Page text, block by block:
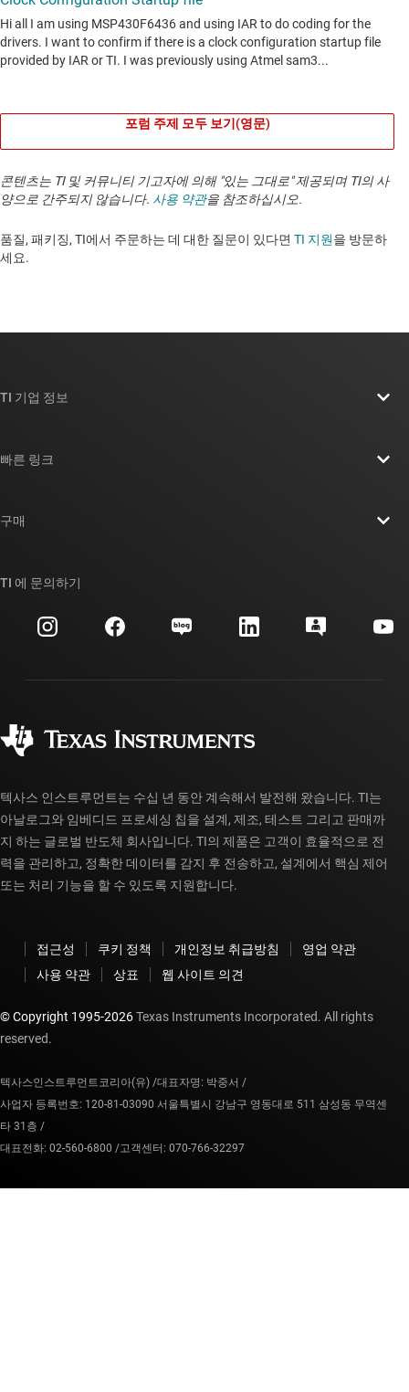
포럼 주제 모두 보기(영문)
콘텐츠는 TI 및 커뮤니티 기고자에 의해 "있는 그대로" 제공되며 TI의 사
양으로 간주되지 않습니다. 사용 약관을 참조하십시오.
품질, 패키징, TI에서 주문하는 데 대한 질문이 있다면 TI 지원을 방문하
세요. ​​​​​​​​​​​​​​
TI 기업 정보
투자 관계
제조
빠른 링크
대체품 검색
고객 지원 센터
myTI 계정 FAQ
구매
주문 FAQ
TI 에 문의하기
텍사스 인스트루먼트는 수십 년 동안 계속해서 발전해 왔습니다. TI는
아날로그와 임베디드 프로세싱 칩을 설계, 제조, 테스트 그리고 판매까
지 하는 글로벌 반도체 회사입니다. TI의 제품은 고객이 효율적으로 전
력을 관리하고, 정확한 데이터를 감지 후 전송하고, 설계에서 핵심 제어
또는 처리 기능을 할 수 있도록 지원합니다.
접근성 쿠키 정책 개인정보 취급방침
영업 약관
사용 약관
상표 웹 사이트 의견
© Copyright 1995-2026Texas Instruments Incorporated. All rights
reserved.
텍사스인스트루먼트코리아(유) /대표자명: 박중서 /
사업자 등록번호: 120-81-03090 서울특별시 강남구 영동대로 511 삼성동 무역센
타 31층 /
대표전화: 02-560-6800 /고객센터: 070-766-32297